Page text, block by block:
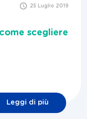
25 Luglio 2019
scegliere
Leggi di più